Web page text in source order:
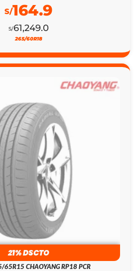
S/61,249.0
S/164.9
265/60R18
21% DSCTO
65R15 CHAOYANG RP18 PCR